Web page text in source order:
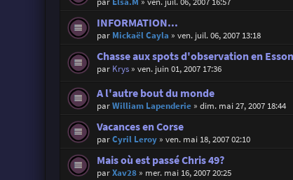
INFORMATION...
par Mickaël Cayla » ven. juil. 06, 2007 13:18
Chasse aux spots d'observation en
par Krys» ven. juin 01, 2007 17:36
A l'autre bout du monde
parWilliam Lapenderie» dim. mai 27, 2007 18:44
Vacances en Corse
parCyril Leroy» ven. mai 18, 2007 02:10
Mais où est passé Chris 49?
parXav28» mer. mai 16, 2007 20:25